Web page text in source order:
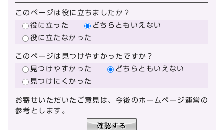
このページは役に立ちましたか？
役に立った
どちらともいえない
役に立たなかった
このページは見つけやすかったですか？
見つけやすかった
どちらともいえない
見つけにくかった
お寄せいただいたご意見は、今後のホームページ運営の
参考とします。